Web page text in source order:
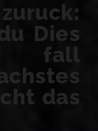
Dies
fall
das